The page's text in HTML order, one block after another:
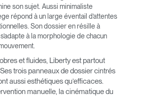
son sujet. Aussi minimaliste
répond à un large éventail d’attentes
Son dossier en résille à
à la morphologie de chacun
et fluides, Liberty est partout
trois panneaux de dossier cintrés
aussi esthétiques qu’efficaces.
manuelle, la cinématique du